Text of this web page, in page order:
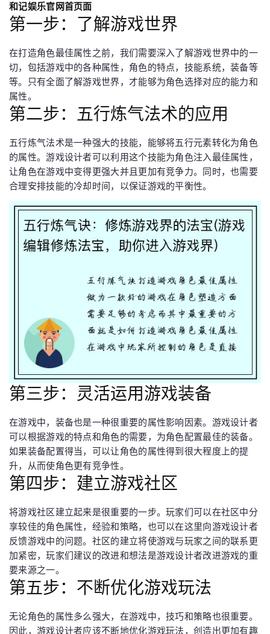
和记娱乐官网首页面
第一步：了解游戏世界
在打造角色最佳属性之前，我们需要深入了解游戏世界中的一
切，包括游戏中的各种属性，角色的特点，技能系统，装备等
等。只有全面了解游戏世界，才能够为角色选择对应的能力和
属性。
第二步：五行炼气法术的应用
五行炼气法术是一种强大的技能，能够将五行元素转化为角色
的属性。游戏设计者可以利用这个技能为角色注入最佳属性，
让角色在游戏中变得更强大并且更加有竞争力。同时，也需要
合理安排技能的冷却时间，以保证游戏的平衡性。
第三步：灵活运用游戏装备
在游戏中，装备也是一种很重要的属性影响因素。游戏设计者
可以根据游戏的特点和角色的需要，为角色配置最佳的装备。
如果装备配置得当，可以让角色的属性得到很大程度上的提
升，从而使角色更有竞争性。
第四步：建立游戏社区
将游戏社区建立起来是很重要的一步。玩家们可以在社区中分
享较佳的角色属性，经验和策略，也可以在这里向游戏设计者
反馈游戏中的问题。社区的建立将使游戏与玩家之间的联系更
加紧密，玩家们建议的改进和想法是游戏设计者改进游戏的重
要来源之一。
第五步：不断优化游戏玩法
无论角色的属性多么强大，在游戏中，技巧和策略也很重要。
因此，游戏设计者应该不断地优化游戏玩法，创造出更加有趣